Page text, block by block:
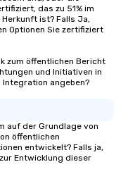
das zu 51% im
ist? Falls Ja,
Optionen Sie zertifiziert
zum öffentlichen Bericht
und Initiativen in
angeben?
auf der Grundlage von
öffentlichen
entwickelt? Falls ja,
Entwicklung dieser